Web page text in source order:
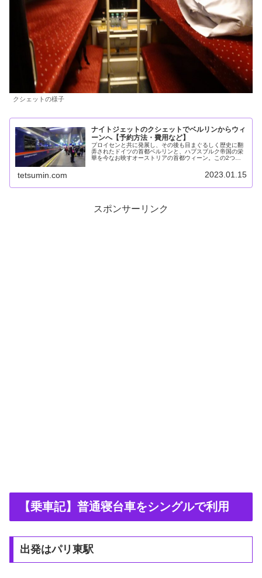
クシェットの様子
ナイトジェットのクシェットでベルリンからウィ
ーンへ【予約方法・費用など】
プロイセンと共に発展し、その後も目まぐるしく歴史に翻
弄されたドイツの首都ベルリンと、ハプスブルク帝国の栄
華を今なお映すオーストリアの首都ウィーン。この2つの
tetsumin.com 2023.01.15
スポンサーリンク
【乗車記】普通寝台車をシングルで利用
出発はパリ東駅